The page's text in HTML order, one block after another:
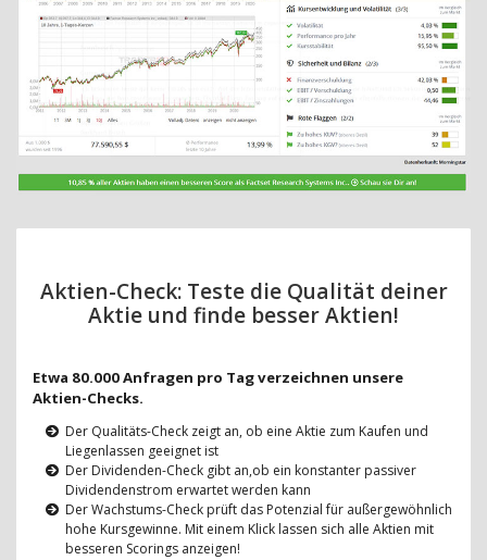
Aktien-Check: Teste die Qualität deiner
Aktie und finde besser Aktien!
Etwa 80.000 Anfragen pro Tag verzeichnen unsere
Aktien-Checks.
Der Qualitäts-Check zeigt an, ob eine Aktie zum Kaufen und
Liegenlassen geeignet ist
Der Dividenden-Check gibt an,ob ein konstanter passiver
Dividendenstrom erwartet werden kann
Der Wachstums-Check prüft das Potenzial für außergewöhnlich
hohe Kursgewinne. Mit einem Klick lassen sich alle Aktien mit
besseren Scorings anzeigen!